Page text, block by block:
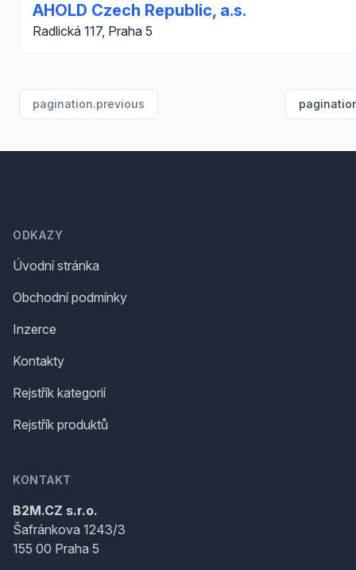
AHOLD Czech Republic, a.s.
Radlická 117, Praha 5
pagination.previous
ODKAZY
Úvodní stránka
Obchodní podmínky
Inzerce
Kontakty
Rejstřík kategorií
Rejstřík produktů
KONTAKT
B2M.CZ s.r.o.
Šafránkova 1243/3
155 00 Praha 5